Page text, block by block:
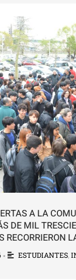
A LA
DE MIL
RECORRIERON
• ESTUDIANTES,